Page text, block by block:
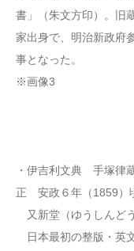
書」（朱文方印）。旧
家出身で、明治新政府
事となった。
※画像3
・伊吉利文典 手塚律
正 安政６年（1859
又新堂（ゆうしんど
日本最初の整版・英